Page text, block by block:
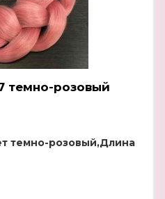
темно-розовый
темно-розовый,Длина